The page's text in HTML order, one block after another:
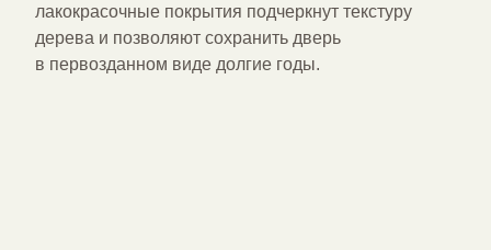
лакокрасочные покрытия подчеркнут текстуру
дерева и позволяют сохранить дверь
в первозданном виде долгие годы.